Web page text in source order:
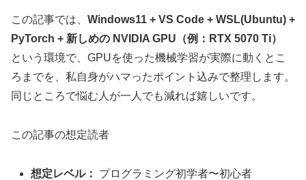
この記事では、 Windows11 + VS Code + WSL(Ubuntu) +
PyTorch + 新しめの NVIDIA GPU（例：RTX 5070 Ti）
という環境で、GPUを使った機械学習が実際に動くとこ
ろまでを、私自身がハマったポイント込みで整理します。
同じところで悩む人が一人でも減れば嬉しいです。
この記事の想定読者
想定レベル：
プログラミング初学者〜初心者